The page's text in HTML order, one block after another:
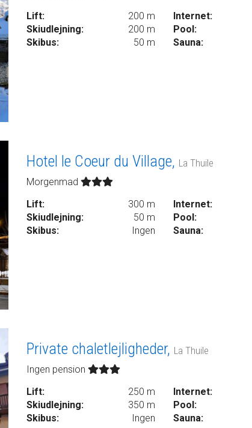
Lift:
200 m
Skiudlejning:
200 m
Skibus:
50 m
Internet:
Pool:
Sauna:
Hotel le Coeur du Village, La Thuile
Morgenmad
Lift:
300 m
Skiudlejning:
50 m
Skibus:
Ingen
Internet:
Pool:
Sauna:
Private chaletlejligheder, La Thuile
Ingen pension
Lift:
250 m
Skiudlejning:
350 m
Skibus:
Ingen
Internet:
Pool:
Sauna: